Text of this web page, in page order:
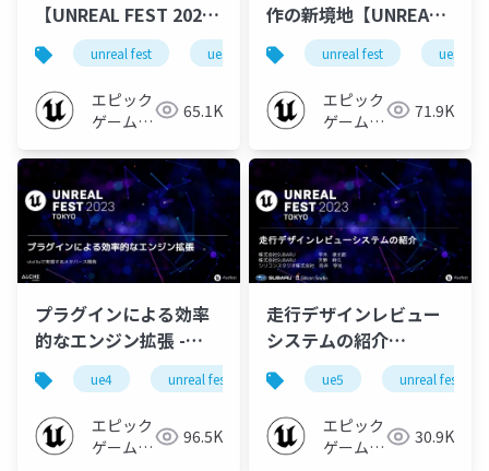
【UNREAL FEST 2023
TOKYO】unreal fest ue5 ue-nongame ue-manga
エピック
ゲームズ
65.1K
作の新境地【UNREAL
FEST 2023 TOKYO】
unreal fest ue5
エピック
ゲームズ
71.9K
プラグインによる効率
的なエンジン拡張 -
stelllaで実現するメタ
バース開発【UNREAL
FEST 2023 TOKYO】
ue4 unreal fest ue5 ue-c++
エピック
ゲームズ
96.5K
走行デザインレビュー
システムの紹介
【UNREAL FEST 2023
TOKYO】
ue5 unreal fest
エピック
ゲームズ
30.9K